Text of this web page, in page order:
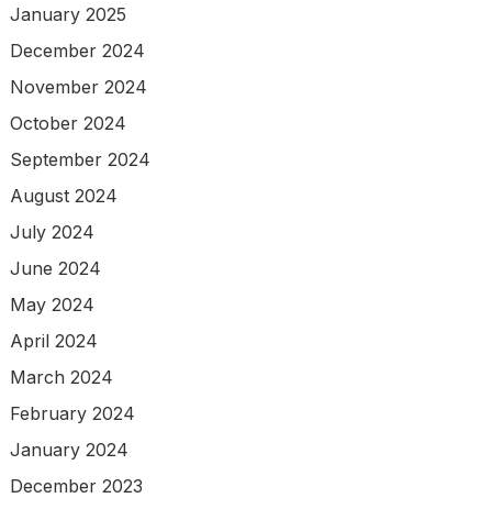
January 2025
December 2024
November 2024
October 2024
September 2024
August 2024
July 2024
June 2024
May 2024
April 2024
March 2024
February 2024
January 2024
December 2023